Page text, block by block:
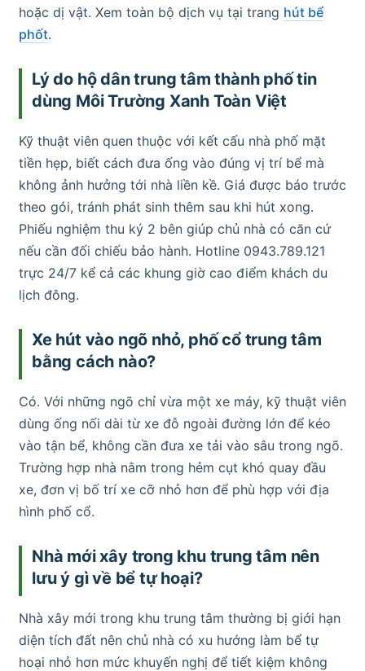
hoặc dị vật. Xem toàn bộ dịch vụ tại trang hút bể
phốt.
Lý do hộ dân trung tâm thành phố tin
dùng Môi Trường Xanh Toàn Việt
Kỹ thuật viên quen thuộc với kết cấu nhà phố mặt
tiền hẹp, biết cách đưa ống vào đúng vị trí bể mà
không ảnh hưởng tới nhà liền kề. Giá được báo trước
theo gói, tránh phát sinh thêm sau khi hút xong.
Phiếu nghiệm thu ký 2 bên giúp chủ nhà có căn cứ
nếu cần đối chiếu bảo hành. Hotline 0943.789.121
trực 24/7 kể cả các khung giờ cao điểm khách du
lịch đông.
Xe hút vào ngõ nhỏ, phố cổ trung tâm
bằng cách nào?
Có. Với những ngõ chỉ vừa một xe máy, kỹ thuật viên
dùng ống nối dài từ xe đỗ ngoài đường lớn để kéo
vào tận bể, không cần đưa xe tải vào sâu trong ngõ.
Trường hợp nhà nằm trong hẻm cụt khó quay đầu
xe, đơn vị bố trí xe cỡ nhỏ hơn để phù hợp với địa
hình phố cổ.
Nhà mới xây trong khu trung tâm nên
lưu ý gì về bể tự hoại?
Nhà xây mới trong khu trung tâm thường bị giới hạn
diện tích đất nên chủ nhà có xu hướng làm bể tự
hoại nhỏ hơn mức khuyến nghị để tiết kiệm không